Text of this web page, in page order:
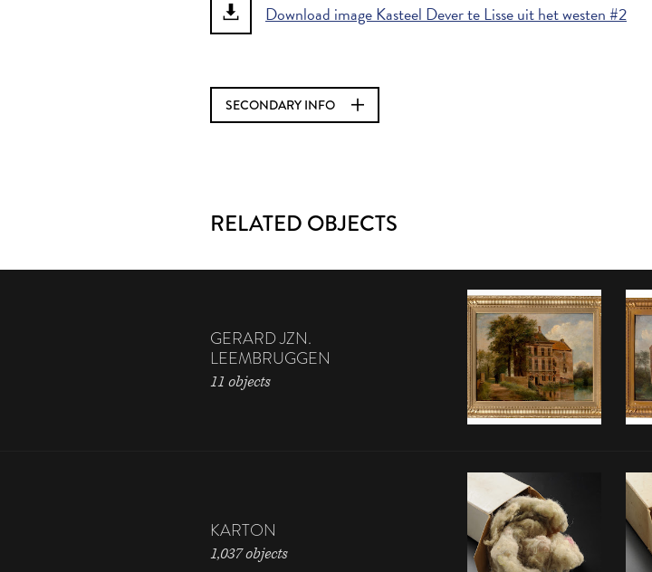
Download image Kasteel Dever te Lisse uit het westen #2
SECONDARY INFO
RELATED OBJECTS
GERARD JZN.
LEEMBRUGGEN
11 objects
KARTON
1,037 objects